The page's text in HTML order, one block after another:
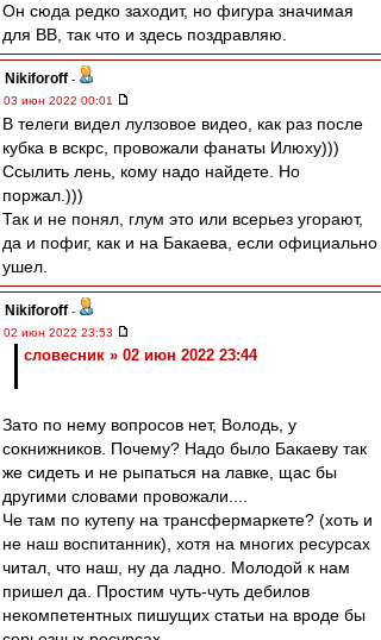
Он сюда редко заходит, но фигура значимая
для ВВ, так что и здесь поздравляю.
Nikiforoff -
03 июн 2022 00:01
В телеги видел лулзовое видео, как раз после
кубка в вскрс, провожали фанаты Илюху)))
Ссылить лень, кому надо найдете. Но
поржал.)))
Так и не понял, глум это или всерьез угорают,
да и пофиг, как и на Бакаева, если официально
ушел.
Nikiforoff -
02 июн 2022 23:53
словесник » 02 июн 2022 23:44
Зато по нему вопросов нет, Володь, у
сокнижников. Почему? Надо было Бакаеву так
же сидеть и не рыпаться на лавке, щас бы
другими словами провожали....
Че там по кутепу на трансфермаркете? (хоть и
не наш воспитанник), хотя на многих ресурсах
читал, что наш, ну да ладно. Молодой к нам
пришел да. Простим чуть-чуть дебилов
некомпетентных пишущих статьи на вроде бы